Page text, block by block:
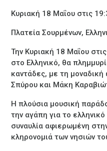
Κυριακή 18 Μαΐου στις
Πλατεία Σουρμένων,
Την Κυριακή 18 Μαΐου
στο Ελληνικό, θα
καντάδες, με τη
Σπύρου και Μάκη
Η πλούσια μουσική
την αγάπη για το
συναυλία αφιερωμένη
κληρονομιά των νησιών